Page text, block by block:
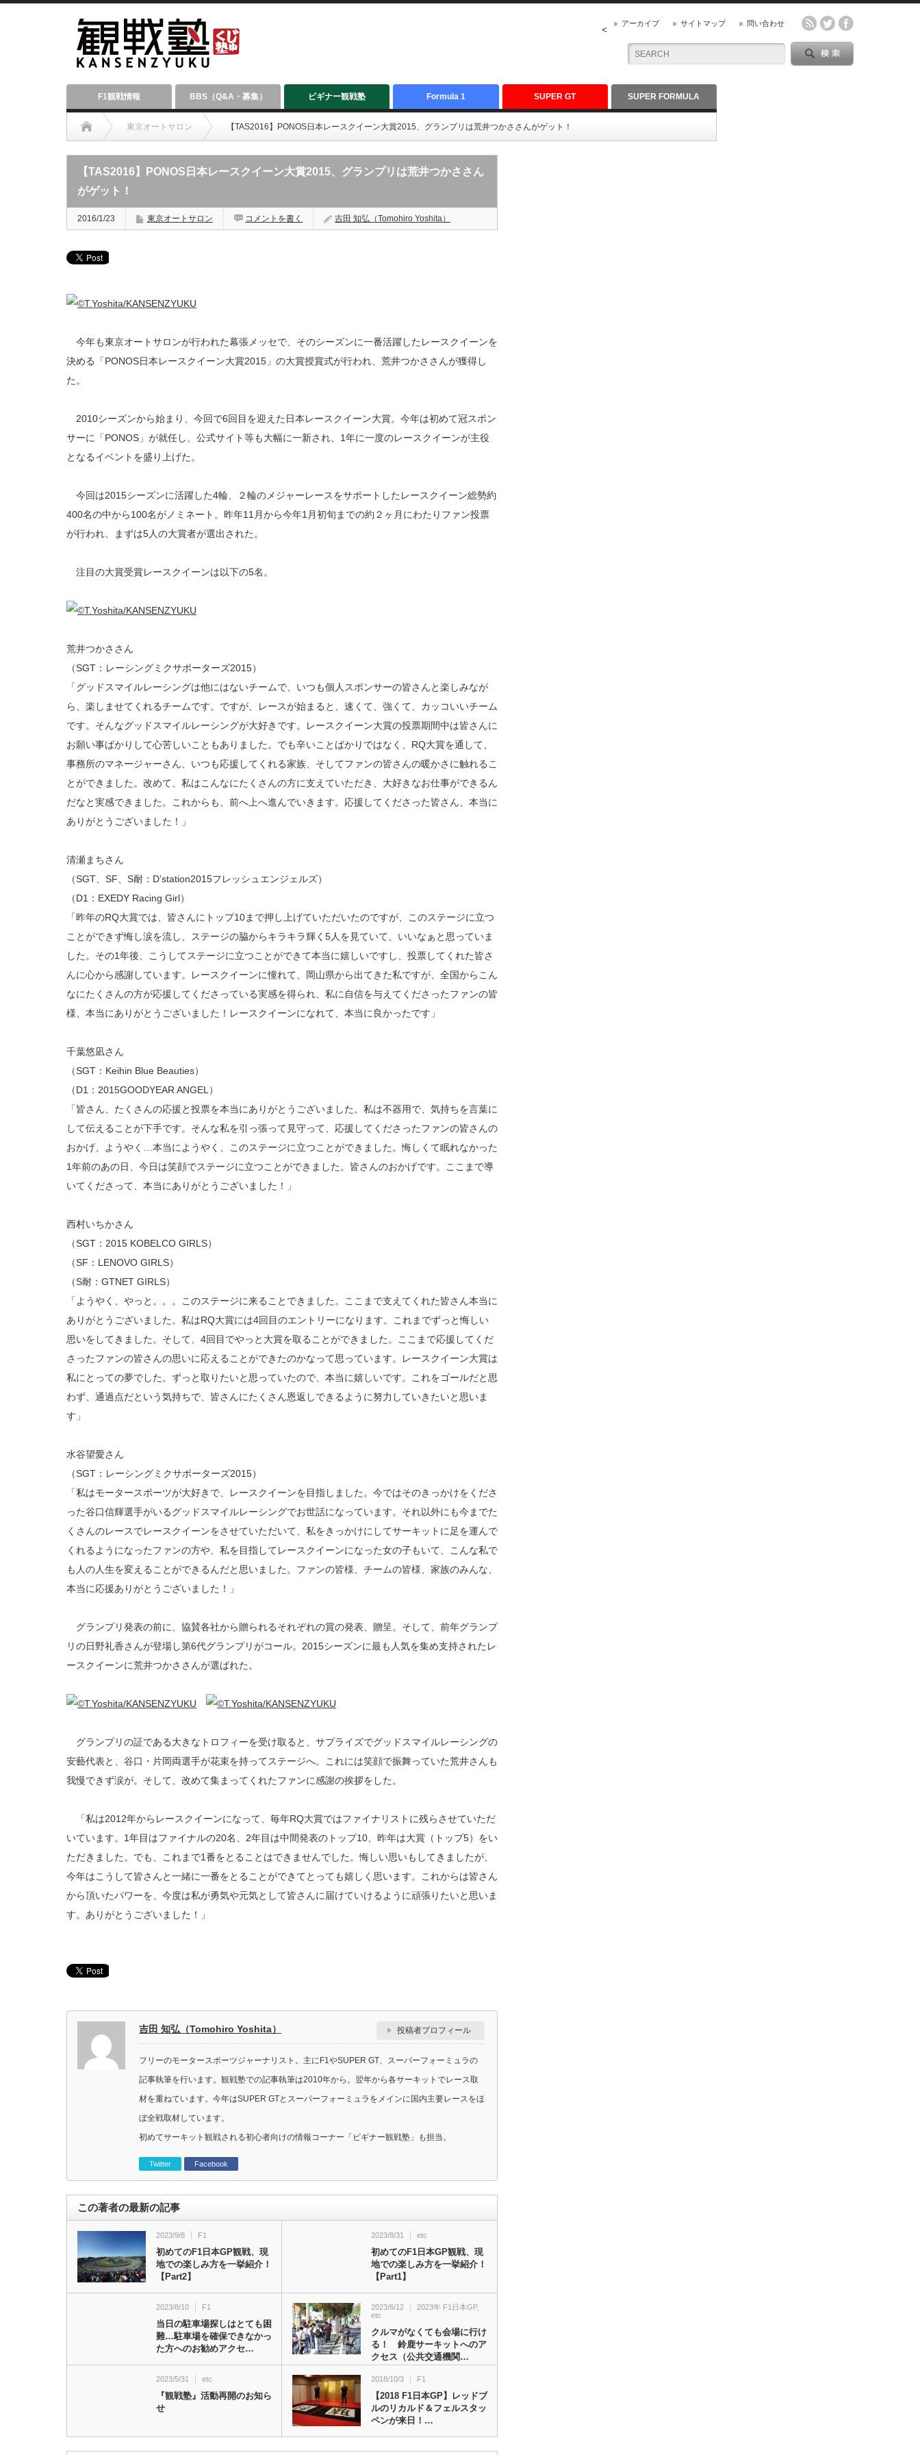
アーカイブ サイトマップ 問い合わせ
<
F1観戦情報 BBS（Q&A・募集） ビギナー観戦塾 Formula 1 SUPER GT SUPER FORMULA
東京オートサロン 【TAS2016】PONOS日本レースクイーン大賞2015、グランプリは荒井つかささんがゲット！
【TAS2016】PONOS日本レースクイーン大賞2015、グランプリは荒井つかささん
がゲット！
2016/1/23 東京オートサロン コメントを書く 吉田 知弘（Tomohiro Yoshita）
今年も東京オートサロンが行われた幕張メッセで、そのシーズンに一番活躍したレースクイーンを
決める「PONOS日本レースクイーン大賞2015」の大賞授賞式が行われ、荒井つかささんが獲得し
た。
2010シーズンから始まり、今回で6回目を迎えた日本レースクイーン大賞。今年は初めて冠スポン
サーに「PONOS」が就任し、公式サイト等も大幅に一新され、1年に一度のレースクイーンが主役
となるイベントを盛り上げた。
今回は2015シーズンに活躍した4輪、２輪のメジャーレースをサポートしたレースクイーン総勢約
400名の中から100名がノミネート。昨年11月から今年1月初旬までの約２ヶ月にわたりファン投票
が行われ、まずは5人の大賞者が選出された。
注目の大賞受賞レースクイーンは以下の5名。
荒井つかささん
（SGT：レーシングミクサポーターズ2015）
「グッドスマイルレーシングは他にはないチームで、いつも個人スポンサーの皆さんと楽しみなが
ら、楽しませてくれるチームです。ですが、レースが始まると、速くて、強くて、カッコいいチーム
です。そんなグッドスマイルレーシングが大好きです。レースクイーン大賞の投票期間中は皆さんに
お願い事ばかりして心苦しいこともありました。でも辛いことばかりではなく、RQ大賞を通して、
事務所のマネージャーさん、いつも応援してくれる家族、そしてファンの皆さんの暖かさに触れるこ
とができました。改めて、私はこんなにたくさんの方に支えていただき、大好きなお仕事ができるん
だなと実感できました。これからも、前へ上へ進んでいきます。応援してくださった皆さん、本当に
ありがとうございました！」
清瀬まちさん
（SGT、SF、S耐：D’station2015フレッシュエンジェルズ）
（D1：EXEDY Racing Girl）
「昨年のRQ大賞では、皆さんにトップ10まで押し上げていただいたのですが、このステージに立つ
ことができず悔し涙を流し、ステージの脇からキラキラ輝く5人を見ていて、いいなぁと思っていま
した。その1年後、こうしてステージに立つことができて本当に嬉しいですし、投票してくれた皆さ
んに心から感謝しています。レースクイーンに憧れて、岡山県から出てきた私ですが、全国からこん
なにたくさんの方が応援してくださっている実感を得られ、私に自信を与えてくださったファンの皆
様、本当にありがとうございました！レースクイーンになれて、本当に良かったです」
千葉悠凪さん
（SGT：Keihin Blue Beauties）
（D1：2015GOODYEAR ANGEL）
「皆さん、たくさんの応援と投票を本当にありがとうございました。私は不器用で、気持ちを言葉に
して伝えることが下手です。そんな私を引っ張って見守って、応援してくださったファンの皆さんの
おかげ、ようやく…本当にようやく、このステージに立つことができました。悔しくて眠れなかった
1年前のあの日、今日は笑顔でステージに立つことができました。皆さんのおかげです。ここまで導
いてくださって、本当にありがとうございました！」
西村いちかさん
（SGT：2015 KOBELCO GIRLS）
（SF：LENOVO GIRLS）
（S耐：GTNET GIRLS）
「ようやく、やっと。。。このステージに来ることできました。ここまで支えてくれた皆さん本当に
ありがとうございました。私はRQ大賞には4回目のエントリーになります。これまでずっと悔しい
思いをしてきました。そして、4回目でやっと大賞を取ることができました。ここまで応援してくだ
さったファンの皆さんの思いに応えることができたのかなって思っています。レースクイーン大賞は
私にとっての夢でした。ずっと取りたいと思っていたので、本当に嬉しいです。これをゴールだと思
わず、通過点だという気持ちで、皆さんにたくさん恩返しできるように努力していきたいと思いま
す」
水谷望愛さん
（SGT：レーシングミクサポーターズ2015）
「私はモータースポーツが大好きで、レースクイーンを目指しました。今ではそのきっかけをくださ
った谷口信輝選手がいるグッドスマイルレーシングでお世話になっています。それ以外にも今までた
くさんのレースでレースクイーンをさせていただいて、私をきっかけにしてサーキットに足を運んで
くれるようになったファンの方や、私を目指してレースクイーンになった女の子もいて、こんな私で
も人の人生を変えることができるんだと思いました。ファンの皆様、チームの皆様、家族のみんな、
本当に応援ありがとうございました！」
グランプリ発表の前に、協賛各社から贈られるそれぞれの賞の発表、贈呈。そして、前年グランプ
リの日野礼香さんが登場し第6代グランプリがコール。2015シーズンに最も人気を集め支持されたレ
ースクイーンに荒井つかささんが選ばれた。
グランプリの証である大きなトロフィーを受け取ると、サプライズでグッドスマイルレーシングの
安藝代表と、谷口・片岡両選手が花束を持ってステージへ。これには笑顔で振舞っていた荒井さんも
我慢できず涙が。そして、改めて集まってくれたファンに感謝の挨拶をした。
「私は2012年からレースクイーンになって、毎年RQ大賞ではファイナリストに残らさせていただ
いています。1年目はファイナルの20名、2年目は中間発表のトップ10、昨年は大賞（トップ5）をい
ただきました。でも、これまで1番をとることはできませんでした。悔しい思いもしてきましたが、
今年はこうして皆さんと一緒に一番をとることができてとっても嬉しく思います。これからは皆さん
から頂いたパワーを、今度は私が勇気や元気として皆さんに届けていけるように頑張りたいと思いま
す。ありがとうございました！」
吉田 知弘（Tomohiro Yoshita） 投稿者プロフィール
フリーのモータースポーツジャーナリスト。主にF1やSUPER GT、スーパーフォーミュラの
記事執筆を行います。観戦塾での記事執筆は2010年から。翌年から各サーキットでレース取
材を重ねています。今年はSUPER GTとスーパーフォーミュラをメインに国内主要レースをほ
ぼ全戦取材しています。
初めてサーキット観戦される初心者向けの情報コーナー「ビギナー観戦塾」も担当。
Twitter Facebook
この著者の最新の記事
2023/9/8 F1
初めてのF1日本GP観戦、現
地での楽しみ方を一挙紹介！
【Part2】
2023/8/31 etc
初めてのF1日本GP観戦、現
地での楽しみ方を一挙紹介！
【Part1】
2023/8/10 F1
当日の駐車場探しはとても困
難…駐車場を確保できなかっ
た方へのお勧めアクセ…
2023/6/12 2023年 F1日本GP,
etc
クルマがなくても会場に行け
る！ 鈴鹿サーキットへのア
クセス（公共交通機関…
2023/5/31 etc
『観戦塾』活動再開のお知ら
せ
2018/10/3 F1
【2018 F1日本GP】レッドブ
ルのリカルド＆フェルスタッ
ペンが来日！…